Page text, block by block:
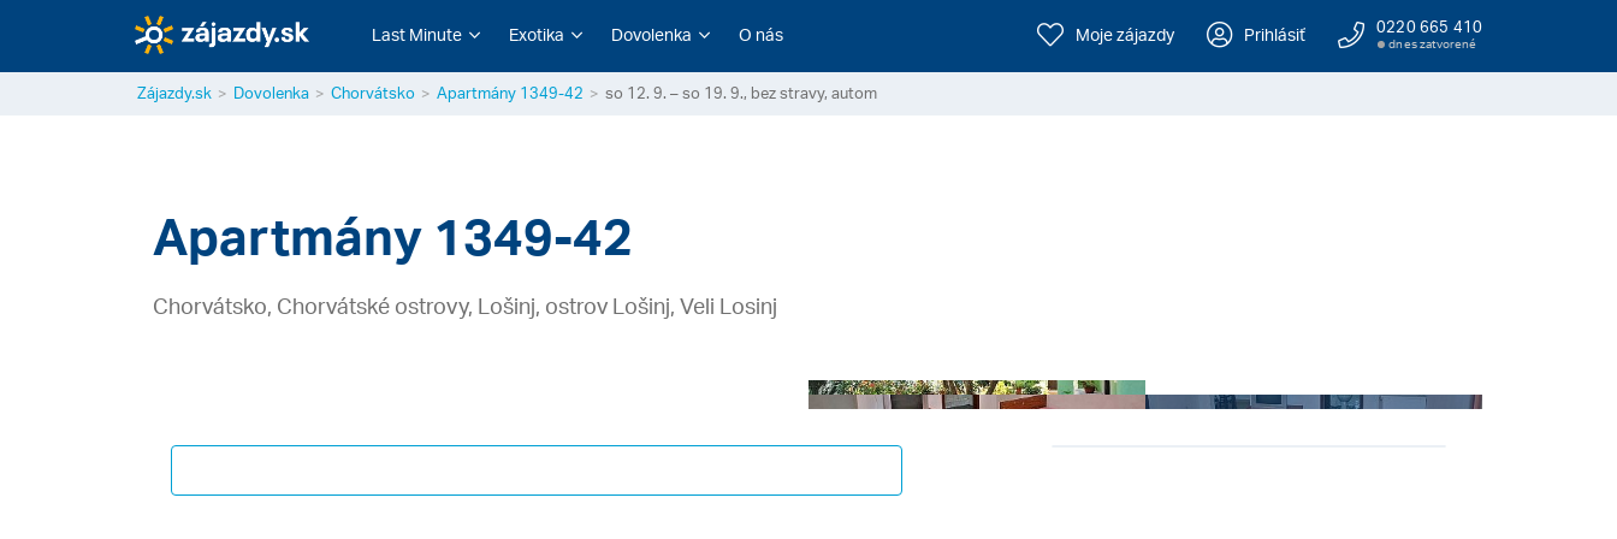
Last Minute Exotika Dovolenka O nás Moje zájazdy Prihlásiť 0220 665 410
dnes zatvorené
Zájazdy.sk Dovolenka Chorvátsko Apartmány 1349-42 so 12. 9. – so 19. 9., bez stravy, autom
Apartmány 1349-42
Chorvátsko, Chorvátské ostrovy, Lošinj, ostrov Lošinj, Veli Losinj